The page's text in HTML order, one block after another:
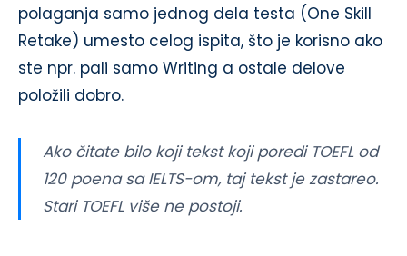
polaganja samo jednog dela testa (One Skill
Retake) umesto celog ispita, što je korisno ako
ste npr. pali samo Writing a ostale delove
položili dobro.
Ako čitate bilo koji tekst koji poredi TOEFL od
120 poena sa IELTS-om, taj tekst je zastareo.
Stari TOEFL više ne postoji.